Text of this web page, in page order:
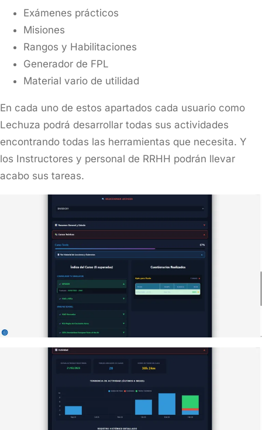
Exámenes prácticos
Misiones
Rangos y Habilitaciones
Generador de FPL
Material vario de utilidad
En cada uno de estos apartados cada usuario como
Lechuza podrá desarrollar todas sus actividades
encontrando todas las herramientas que necesita. Y
los Instructores y personal de RRHH podrán llevar
acabo sus tareas.